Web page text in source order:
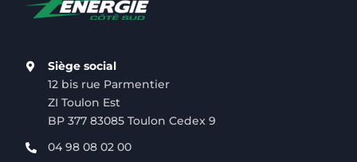
Siège social
12 bis rue Parmentier
ZI Toulon Est
BP 377 83085 Toulon Cedex 9
04 98 08 02 00